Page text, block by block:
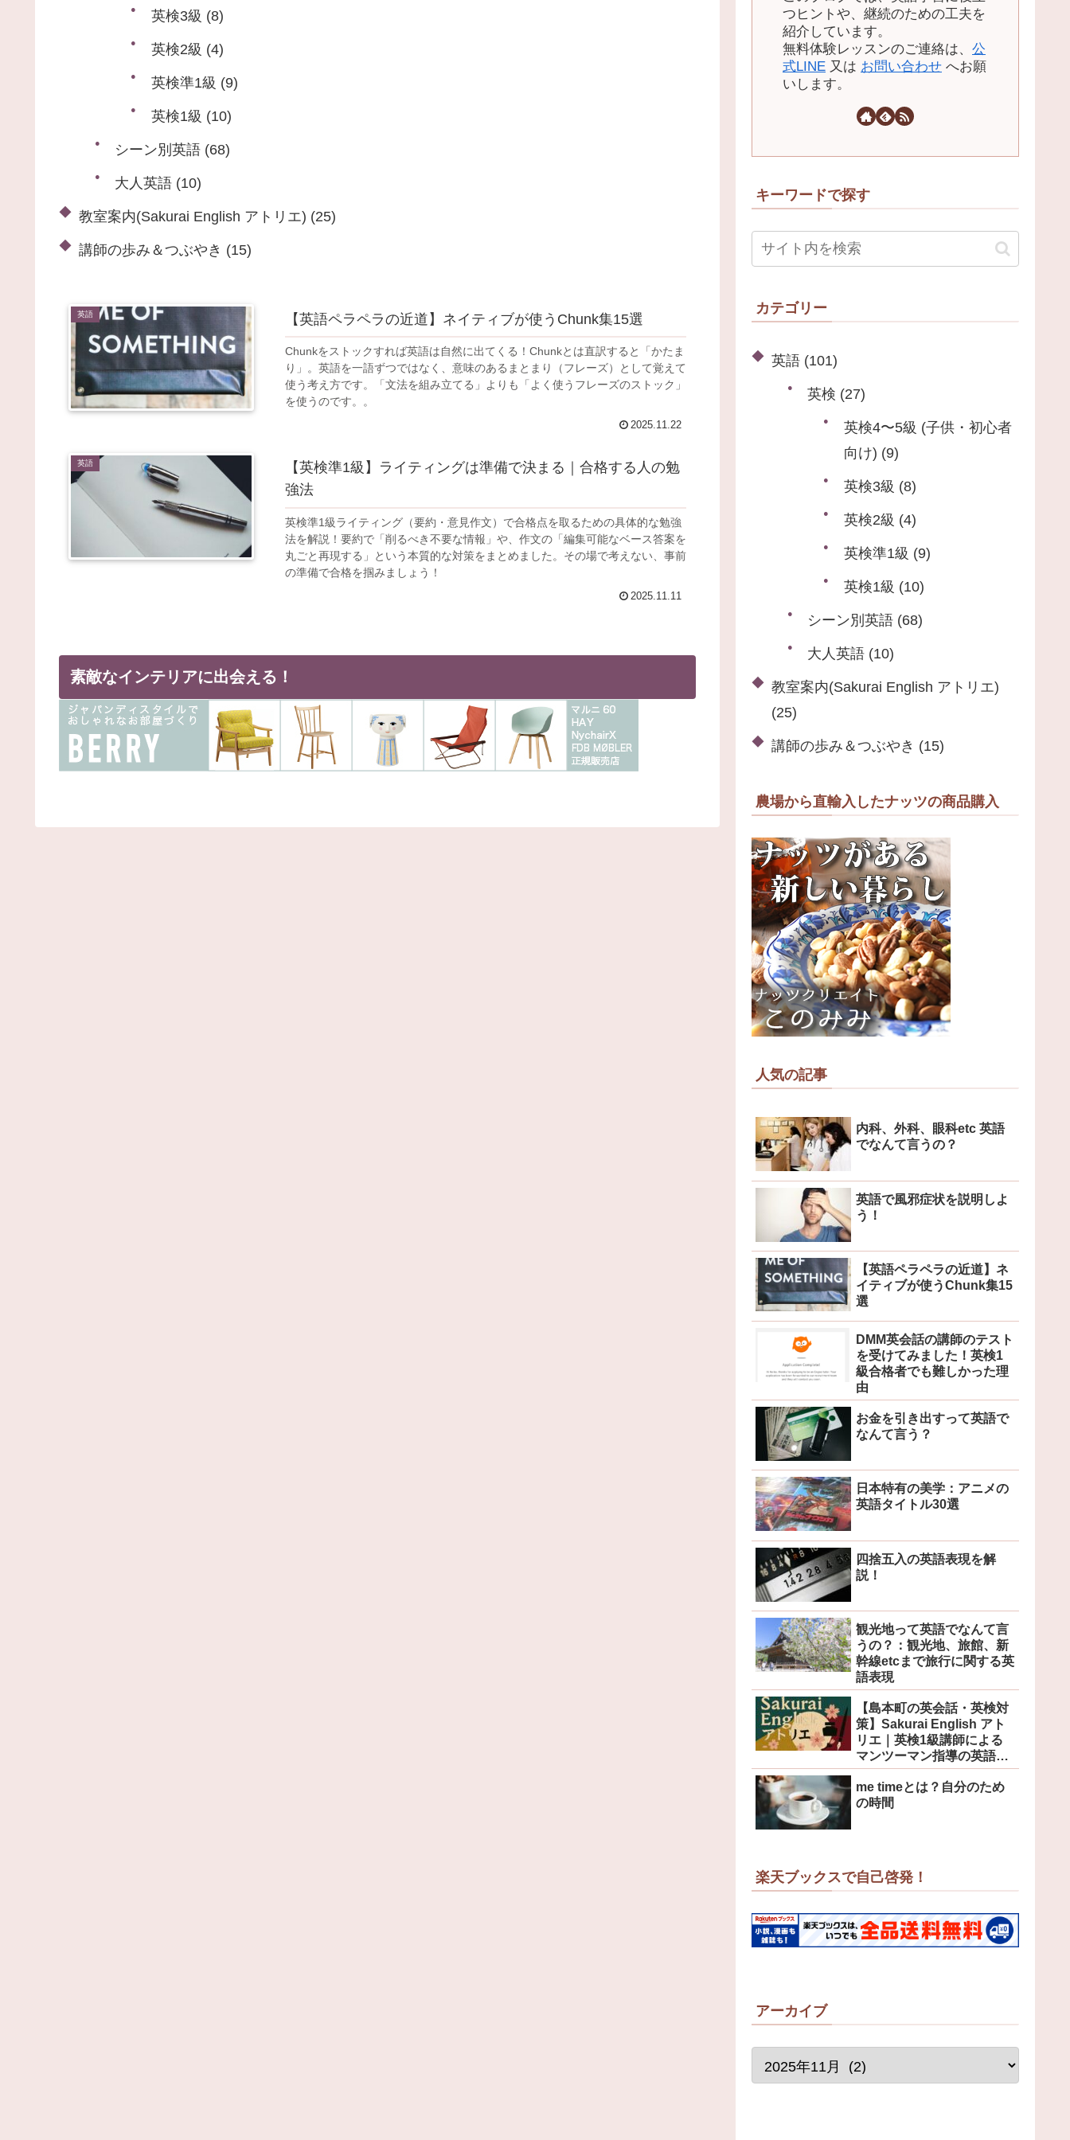
英検3級 (8)
英検2級 (4)
英検準1級 (9)
英検1級 (10)
シーン別英語 (68)
大人英語 (10)
教室案内(Sakurai English アトリエ) (25)
講師の歩み＆つぶやき (15)
英語 【英語ペラペラの近道】ネイティブが使うChunk集15選
Chunkをストックすれば英語は自然に出てくる！Chunkとは直訳すると「かたま
り」。英語を一語ずつではなく、意味のあるまとまり（フレーズ）として覚えて
使う考え方です。「文法を組み立てる」よりも「よく使うフレーズのストック」
を使うのです。。
2025.11.22
英語
【英検準1級】ライティングは準備で決まる｜合格する人の勉
強法
英検準1級ライティング（要約・意見作文）で合格点を取るための具体的な勉強
法を解説！要約で「削るべき不要な情報」や、作文の「編集可能なベース答案を
丸ごと再現する」という本質的な対策をまとめました。その場で考えない、事前
の準備で合格を掴みましょう！
2025.11.11
素敵なインテリアに出会える！
つヒントや、継続のための工夫を
紹介しています。
無料体験レッスンのご連絡は、 公
式LINE 又は お問い合わせ へお願
いします。
キーワードで探す
カテゴリー
英語 (101)
英検 (27)
英検4〜5級 (子供・初心者
向け) (9)
英検3級 (8)
英検2級 (4)
英検準1級 (9)
英検1級 (10)
シーン別英語 (68)
大人英語 (10)
教室案内(Sakurai English アトリエ)
(25)
講師の歩み＆つぶやき (15)
農場から直輸入したナッツの商品購入
人気の記事
内科、外科、眼科etc 英語
でなんて言うの？
英語で風邪症状を説明しよ
う！
【英語ペラペラの近道】ネ
イティブが使うChunk集15
選
DMM英会話の講師のテスト
を受けてみました！英検1
級合格者でも難しかった理
由
お金を引き出すって英語で
なんて言う？
日本特有の美学：アニメの
英語タイトル30選
四捨五入の英語表現を解
説！
観光地って英語でなんて言
うの？：観光地、旅館、新
幹線etcまで旅行に関する英
語表現
【島本町の英会話・英検対
策】Sakurai English アト
リエ｜英検1級講師による
マンツーマン指導の英語教
室
me timeとは？自分のため
の時間
楽天ブックスで自己啓発！
アーカイブ